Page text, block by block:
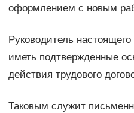
оформлением с новым
Руководитель
иметь подтвержденные
действия трудового
Таковым служит